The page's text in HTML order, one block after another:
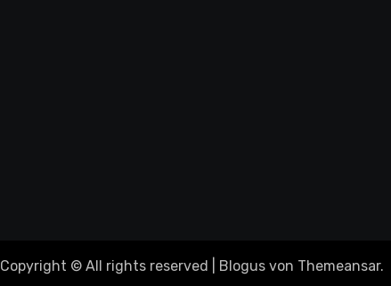
Copyright © All rights reserved Blogusvon Themeansar.